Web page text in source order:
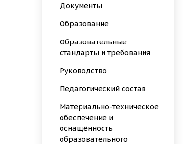
Документы
Образование
Образовательные
стандарты и требования
Руководство
Педагогический состав
Материально-техническое
обеспечение и
оснащённость
образовательного